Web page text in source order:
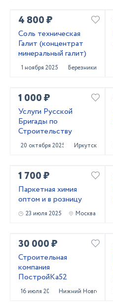
4 800 ₽
Соль техническая
Галит (концентрат
минеральный галит)
1 ноября 2025 Березники
1 000 ₽
Услуги Русской
Бригады по
Строительству
20 октября 2025 Иркутск
1 700 ₽
Паркетная химия
оптом и в розницу
23 июля 2025 Москва
30 000 ₽
Строительная
компания
ПостройКа52
16 июля 2025 Нижний Новгород